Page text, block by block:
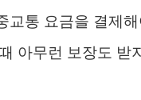
교통 요금을 결제
아무런 보장도 받